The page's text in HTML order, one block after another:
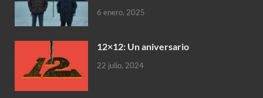
6 enero, 2025
12×12: Un aniversario
22 julio, 2024